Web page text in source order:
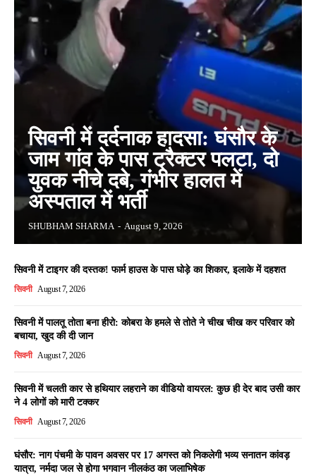
सिवनी में दर्दनाक हादसा: घंसौर के
जाम गांव के पास ट्रैक्टर पलटा, दो
युवक नीचे दबे, गंभीर हालत में
अस्पताल में भर्ती
SHUBHAM SHARMA - August 9, 2026
सिवनी में टाइगर की दस्तक! फार्म हाउस के पास घोड़े का शिकार, इलाके में दहशत
सिवनी August 7, 2026
सिवनी में पालतू तोता बना हीरो: कोबरा के हमले से तोते ने चीख चीख कर परिवार को
बचाया, खुद की दी जान
सिवनी August 7, 2026
सिवनी में चलती कार से हथियार लहराने का वीडियो वायरल: कुछ ही देर बाद उसी कार
ने 4 लोगों को मारी टक्कर
सिवनी August 7, 2026
घंसौर: नाग पंचमी के पावन अवसर पर 17 अगस्त को निकलेगी भव्य सनातन कांवड़
यात्रा, नर्मदा जल से होगा भगवान नीलकंठ का जलाभिषेक